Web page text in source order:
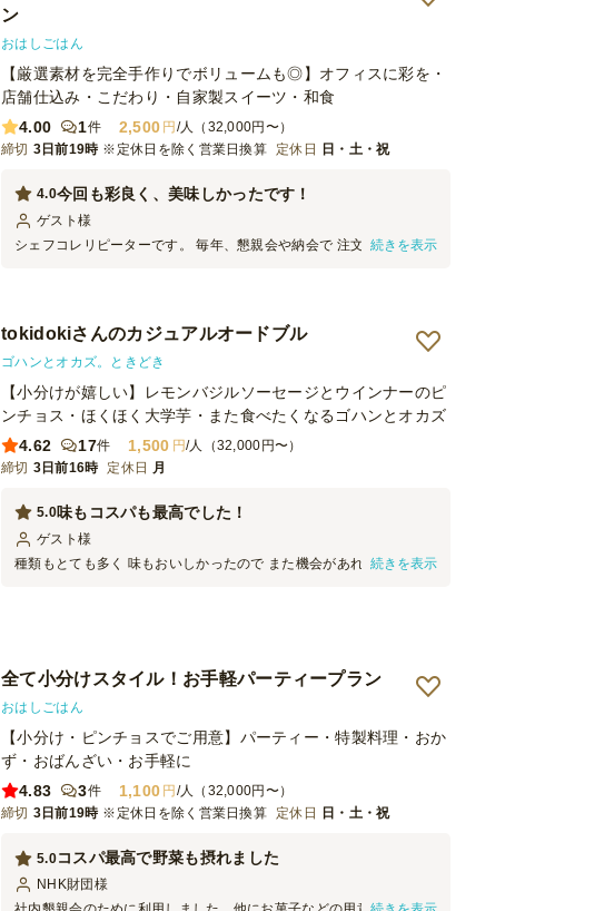
ン
おはしごはん
【厳選素材を完全手作りでボリュームも◎】オフィスに彩を・
店舗仕込み・こだわり・自家製スイーツ・和食
4.00
1件 2,500 円/人（32,000円〜）
締切 3日前19時 ※定休日を除く営業日換算 定休日 日・土・祝
今回も彩良く、美味しかったです！
4.0
ゲスト 様
シェフコレリピーターです。 毎年、懇親会や納会で 注文していま
います！ 野菜が足りない時は野菜中心、肉が足りない時は 肉が中心
というように 状況に応じて選択肢が多いのも魅力です。
続きを表示
tokidokiさんのカジュアルオードブル
ゴハンとオカズ。ときどき
【小分けが嬉しい】レモンバジルソーセージとウインナーのピ
ンチョス・ほくほく大学芋・また食べたくなるゴハンとオカズ
4.62
17件 1,500 円/人（32,000円〜）
締切 3日前16時 定休日 月
味もコスパも最高でした！
5.0
ゲスト 様
種類もとても多く 味もおいしかったので また機会があれば 利用した
続きを表示
全て小分けスタイル！お手軽パーティープラン
おはしごはん
【小分け・ピンチョスでご用意】パーティー・特製料理・おか
ず・おばんざい・お手軽に
4.83
3件 1,100 円 /人（32,000円〜）
締切 3日前19時 ※定休日を除く営業日換算 定休日 日・土・祝
コスパ最高で野菜も摂れました
5.0
NHK財団 様